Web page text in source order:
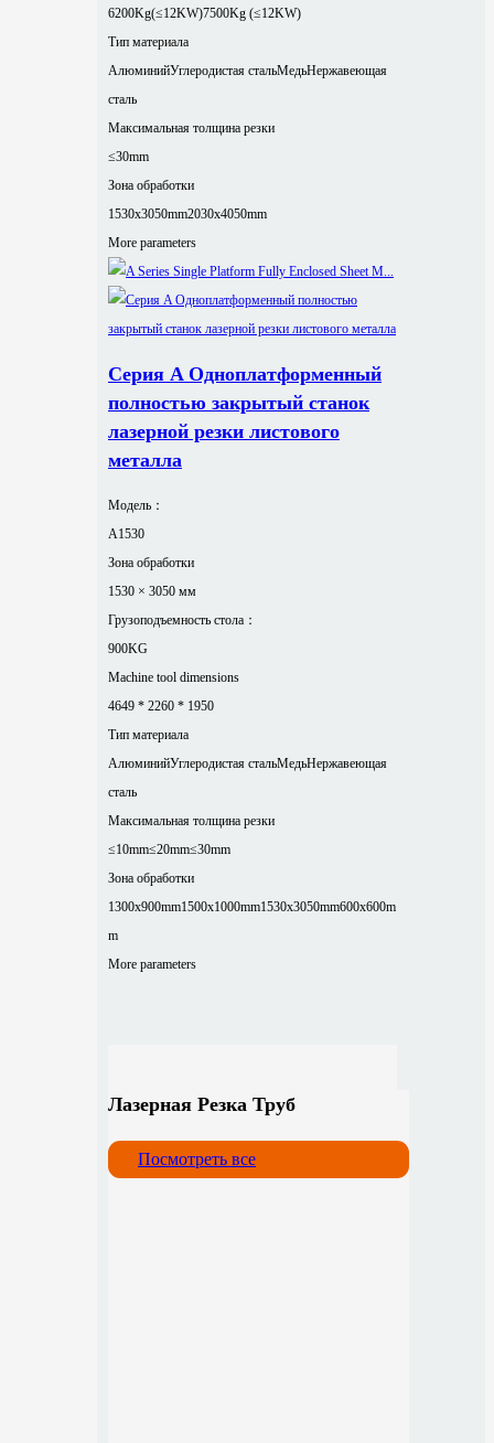
6200Kg(≤12KW)7500Kg (≤12KW)
Тип материала
АлюминийУглеродистая стальМедьНержавеющая
сталь
Максимальная толщина резки
≤30mm
Зона обработки
1530x3050mm2030x4050mm
More parameters
Серия A Одноплатформенный
полностью закрытый станок
лазерной резки листового
металла
Модель：
A1530
Зона обработки
1530 × 3050 мм
Грузоподъемность стола：
900KG
Machine tool dimensions
4649 * 2260 * 1950
Тип материала
АлюминийУглеродистая стальМедьНержавеющая
сталь
Максимальная толщина резки
≤10mm≤20mm≤30mm
Зона обработки
1300x900mm1500x1000mm1530x3050mm600x600m
m
More parameters
Лазерная Резка Труб
Посмотреть все